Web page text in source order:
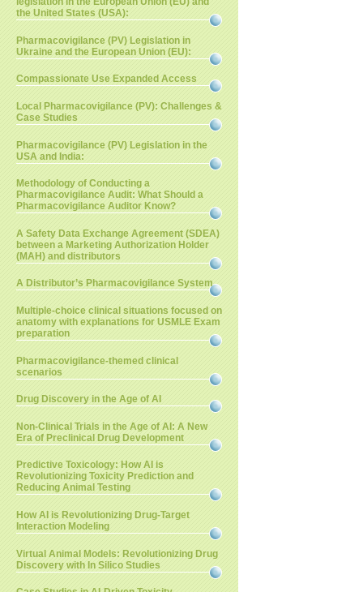
the United States (USA):
Pharmacovigilance (PV) Legislation in
Ukraine and the European Union (EU):
Compassionate Use Expanded Access
Local Pharmacovigilance (PV): Challenges &
Case Studies
Pharmacovigilance (PV) Legislation in the
USA and India:
Methodology of Conducting a
Pharmacovigilance Audit: What Should a
Pharmacovigilance Auditor Know?
A Safety Data Exchange Agreement (SDEA)
between a Marketing Authorization Holder
(MAH) and distributors
A Distributor’s Pharmacovigilance System
Multiple-choice clinical situations focused on
anatomy with explanations for USMLE Exam
preparation
Pharmacovigilance-themed clinical
scenarios
Drug Discovery in the Age of AI
Non-Clinical Trials in the Age of AI: A New
Era of Preclinical Drug Development
Predictive Toxicology: How AI is
Revolutionizing Toxicity Prediction and
Reducing Animal Testing
How AI is Revolutionizing Drug-Target
Interaction Modeling
Virtual Animal Models: Revolutionizing Drug
Discovery with In Silico Studies